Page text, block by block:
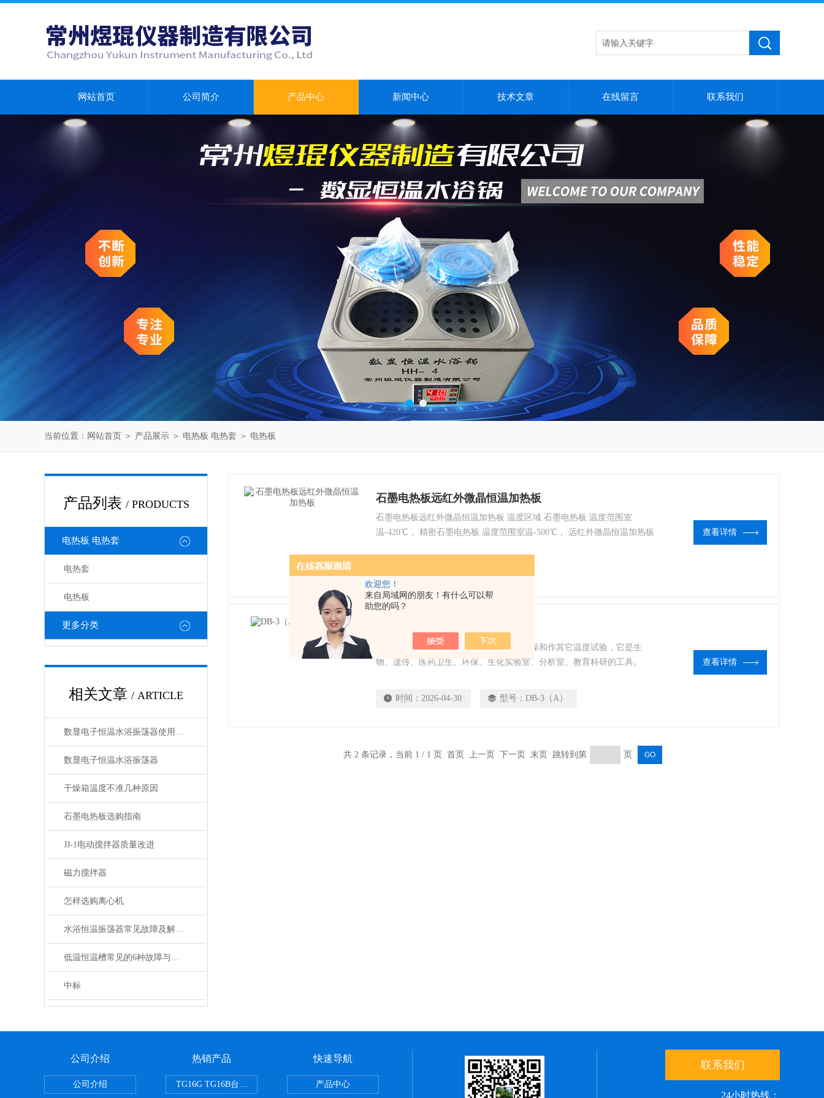
欢迎您！
来自局域网的朋友！有什么可以帮
助您的吗？
网站首页 公司简介 产品中心 新闻中心 技术文章 在线留言 联系我们
当前位置： 网站首页 ＞ 产品展示 ＞ 电热板 电热套 ＞ 电热板
产品列表 / PRODUCTS
电热板 电热套
电热套
电热板
更多分类
相关文章 / ARTICLE
数显电子恒温水浴振荡器使用说明
数显电子恒温水浴振荡器
干燥箱温度不准几种原因
石墨电热板选购指南
JJ-1电动搅拌器质量改进
磁力搅拌器
怎样选购离心机
水浴恒温振荡器常见故障及解决方案
低温恒温槽常见的6种故障与解决
中标
石墨电热板远红外微晶恒温加热板
石墨电热板远红外微晶恒温加热板 温度区域 石墨电热板 温度范围室
温-420℃， 精密石墨电热板 温度范围室温-500℃， 远红外微晶恒温加热板
查看详情
不锈钢电热板广泛应用于样品的烘焙、干燥和作其它温度试验，它是生
物、遗传、医药卫生、环保、生化实验室、分析室、教育科研的工具。
时间： 2026-04-30 型号： DB-3（A）
查看详情
共 2 条记录，当前 1 / 1 页 首页 上一页 下一页 末页 跳转到第 页
公司介绍
公司介绍
热销产品
TG16G TG16B台式高速离心机
快速导航
产品中心
联系我们
24小时热线：